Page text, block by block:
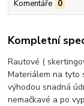
Komentáře 0
Kompletní
Rautové (
Materiálem na tyto
výhodou snadná
nemačkavé a po